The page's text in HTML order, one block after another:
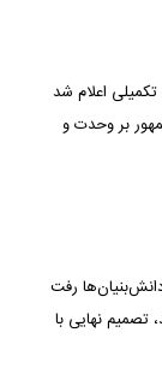
اعلام شد
بر وحدت و
رفت
صادر شد، تصمیم نهایی با